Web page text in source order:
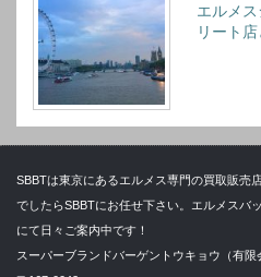
エルメ
リート
SBBTは東京にあるエルメス専門の買取販売
でしたらSBBTにお任せ下さい。エルメスバ
にて日々ご案内中です！
スーパーブランドバーゲントウキョウ（有限